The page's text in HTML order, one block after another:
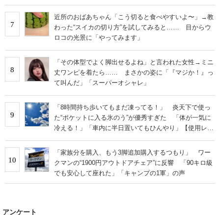
7
近所のおばあちゃん「こう切ると食べやすいよ〜」→教
わった“スイカの切り方”を試してみると…… 目からウ
ロコの光景に「やってみます」
8
「その体型でよく脚出せるよね」と言われた女性→ミニ
丈ワンピを着たら…… まさかの姿に「『マジか！』っ
て叫んだ」「スーパーオシャレ」
9
「8時間持ち歩いてもまだ凍ってる！」 炎天下で使っ
た“ポケットに入る氷のう”が優秀すぎた 「体が一気に
冷える！」「車内に半日置いてもひんやり」【使用レビ
10
「家族分を購入、もう3脚追加購入するつもり」 ワー
クマンの“1900円アウトドアチェア”に反響 「90キロ級
でも安心して座れた」「キャンプの1軍」の声
アンケート